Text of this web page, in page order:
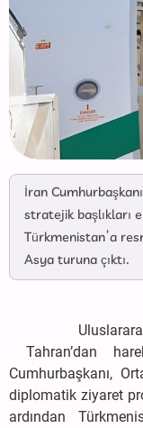
İran
stratejik başlıkları
Türkmenistan’a
Asya turuna çıktı.
Uluslararası
Tahran’dan
Cumhurbaşkanı,
diplomatik ziyaret
ardından